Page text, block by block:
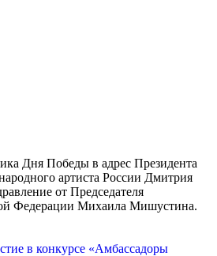
Дня Победы в адрес Президента
артиста России Дмитрия
от Председателя
Федерации Михаила Мишустина.
в конкурсе «Амбассадоры